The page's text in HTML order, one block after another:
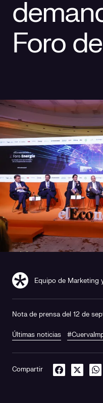
Responsabilidad social
Comercialización
Casos de éxito
Media
Foro
Equipo de Marketing
Nota de prensa del 12 de
Últimas noticias
Compartir